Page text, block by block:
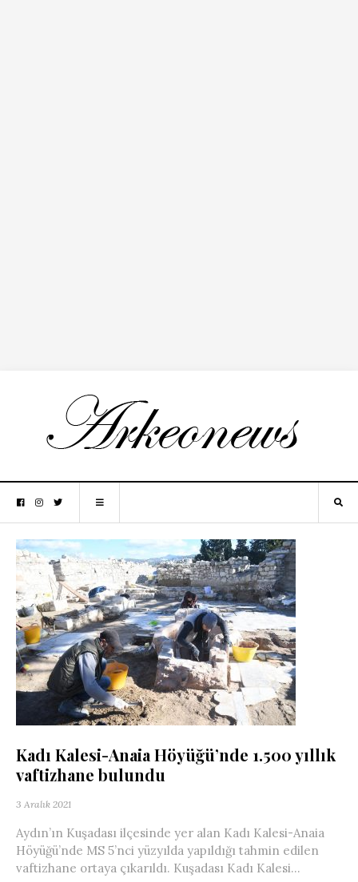
Kadı Kalesi-Anaia Höyüğü’nde 1.500 yıllık
vaftizhane bulundu
3 Aralık 2021
Aydın’ın Kuşadası ilçesinde yer alan Kadı Kalesi-Anaia
Höyüğü’nde MS 5’nci yüzyılda yapıldığı tahmin edilen
vaftizhane ortaya çıkarıldı. Kuşadası Kadı Kalesi...